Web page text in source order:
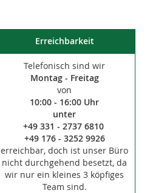
Erreichbarkeit
Telefonisch sind wir
Montag - Freitag
von
10:00 - 16:00 Uhr
unter
+49 331 - 2737 6810
+49 176 - 3252 9926
erreichbar, doch ist unser Büro
nicht durchgehend besetzt, da
wir nur ein kleines 3 köpfiges
Team sind.